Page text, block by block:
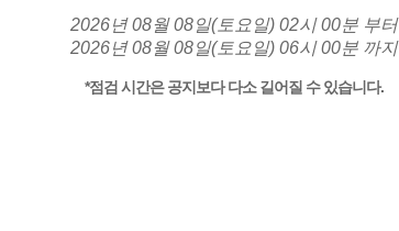
2026년 08월 08일(토요일) 02시 00분 부터
2026년 08월 08일(토요일) 06시 00분 까지
*점검 시간은 공지보다 다소 길어질 수 있습니다.